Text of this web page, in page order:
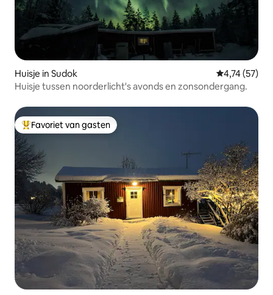
Huisje in Sudok Gemiddelde
4,74 (57)
Huisje tussen noorderlicht's avonds en zonsondergang.
Topfavoriet van gasten
Favoriet van gasten